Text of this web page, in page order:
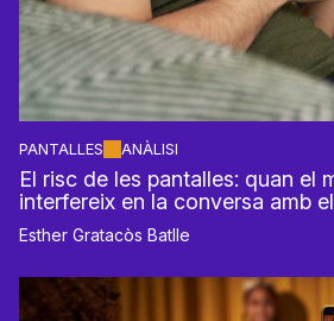
PANTALLES ANÀLISI
El risc de les pantalles: quan el
interfereix en la conversa amb
Esther Gratacòs Batlle